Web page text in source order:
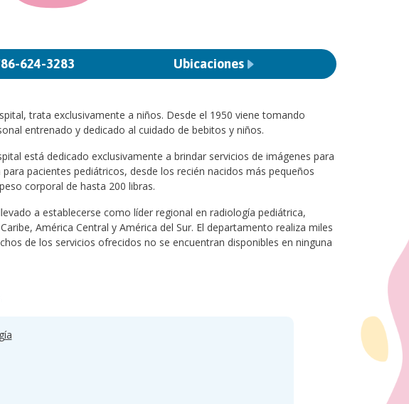
624-3283 Ubicaciones
trata exclusivamente a niños. Desde el 1950 viene tomando
entrenado y dedicado al cuidado de bebitos y niños.
está dedicado exclusivamente a brindar servicios de imágenes para
pacientes pediátricos, desde los recién nacidos más pequeños
corporal de hasta 200 libras.
a establecerse como líder regional en radiología pediátrica,
América Central y América del Sur. El departamento realiza miles
de los servicios ofrecidos no se encuentran disponibles en ninguna